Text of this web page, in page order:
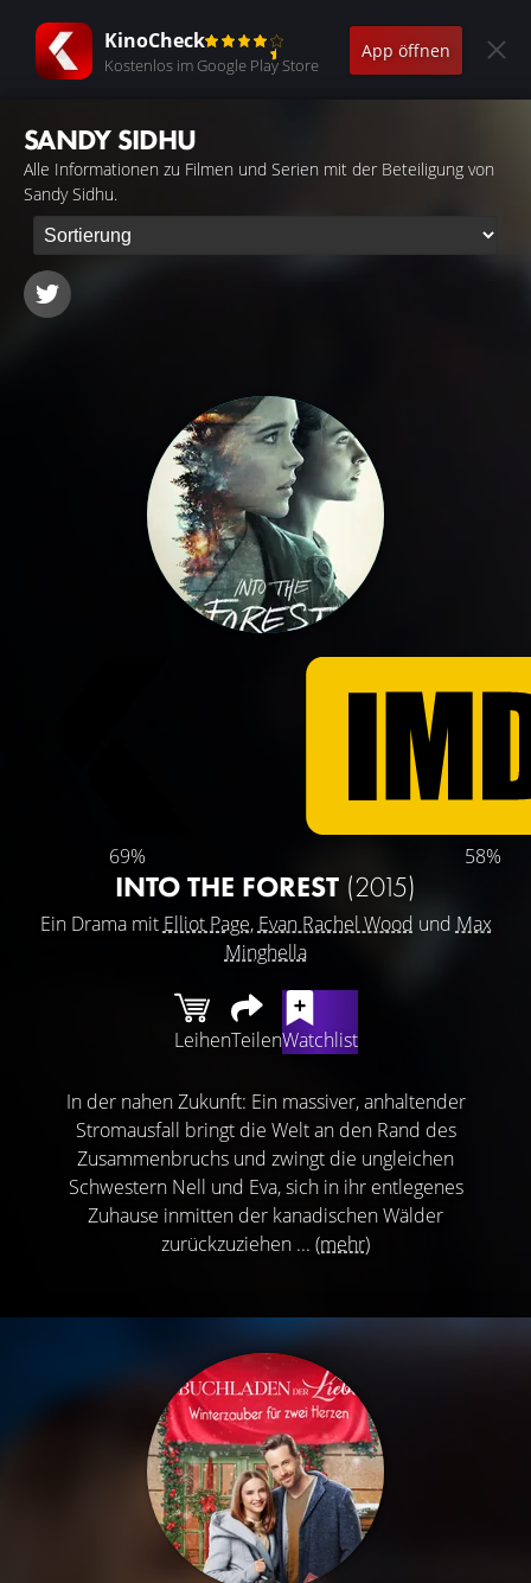
KinoCheck
Kostenlos im Google Play Store
App öffnen
SANDY SIDHU
Alle Informationen zu Filmen und Serien mit der Beteiligung von
Sandy Sidhu.
69% 58%
INTO THE FOREST (2015)
Ein Drama mit Elliot Page, Evan Rachel Wood und Max
Minghella
LeihenTeilenWatchlist
In der nahen Zukunft: Ein massiver, anhaltender
Stromausfall bringt die Welt an den Rand des
Zusammenbruchs und zwingt die ungleichen
Schwestern Nell und Eva, sich in ihr entlegenes
Zuhause inmitten der kanadischen Wälder
zurückzuziehen ... (mehr)